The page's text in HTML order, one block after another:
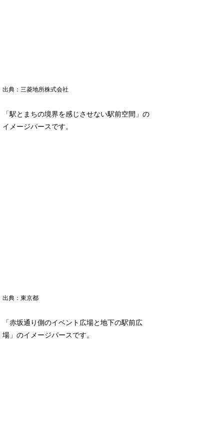
出典：三菱地所株式会社
「駅とまちの境界を感じさせない駅前空間」の
イメージパースです。
出典：東京都
「⾚坂通り側のイベント広場と地下の駅前広
場」のイメージパースです。